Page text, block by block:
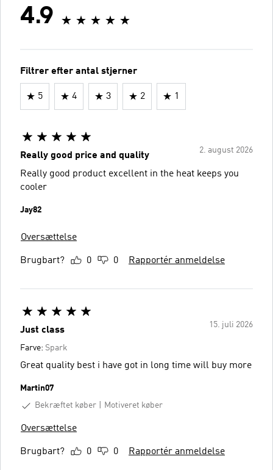
4.9
Filtrer efter antal stjerner
5 4 3 2 1
2. august 2026
Really good price and quality
Really good product excellent in the heat keeps you
cooler
Jay82
Oversættelse
Brugbart? 0 0 Rapportér anmeldelse
15. juli 2026
Just class
Farve: Spark
Great quality best i have got in long time will buy more
Martin07
Bekræftet køber
Motiveret køber
Oversættelse
Brugbart? 0 0 Rapportér anmeldelse